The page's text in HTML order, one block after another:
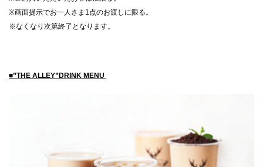
※画面提示でお一人さま1点のお渡しに限る。
※なくなり次第終了となります。
■”THE ALLEY”DRINK MENU